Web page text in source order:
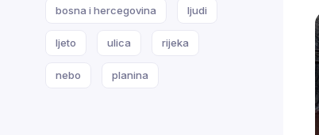
bosna i hercegovina ljudi
ljeto ulica rijeka
nebo planina